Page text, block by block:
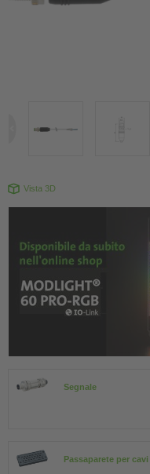
Vista 3D
Segnale
Passaparete per cavi